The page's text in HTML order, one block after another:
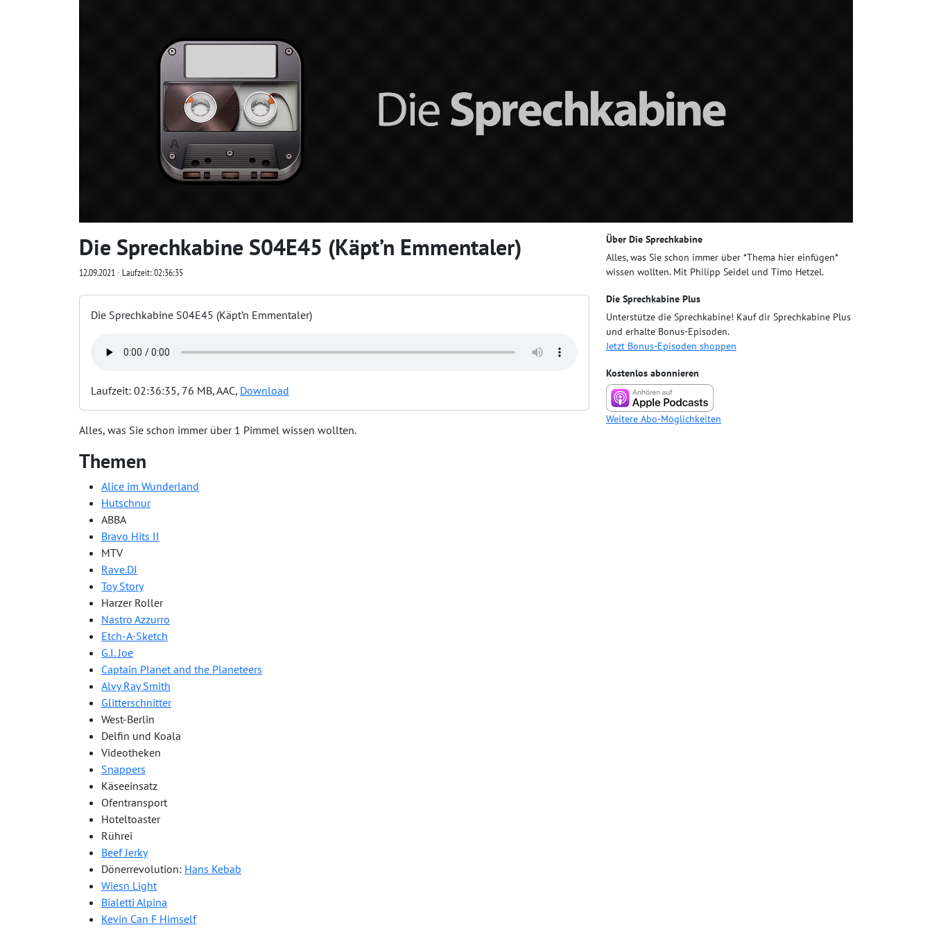
Die Sprechkabine S04E45 (Käpt’n Emmentaler)
12.09.2021 ∙ Laufzeit: 02:36:35
Die Sprechkabine S04E45 (Käpt’n Emmentaler)
Laufzeit: 02:36:35, 76 MB, AAC, Download
Alles, was Sie schon immer über 1 Pimmel wissen wollten.
Themen
Alice im Wunderland
Hutschnur
ABBA
Bravo Hits II
MTV
Rave.DJ
Toy Story
Harzer Roller
Nastro Azzurro
Etch-A-Sketch
G.I. Joe
Captain Planet and the Planeteers
Alvy Ray Smith
Glitterschnitter
West-Berlin
Delfin und Koala
Videotheken
Snappers
Käseeinsatz
Ofentransport
Hoteltoaster
Rührei
Beef Jerky
Dönerrevolution: Hans Kebab
Wiesn Light
Bialetti Alpina
Kevin Can F Himself
Über Die Sprechkabine
Alles, was Sie schon immer über *Thema hier einfügen*
wissen wollten. Mit Philipp Seidel und Timo Hetzel.
Die Sprechkabine Plus
Unterstütze die Sprechkabine! Kauf dir Sprechkabine Plus
und erhalte Bonus-Episoden.
Jetzt Bonus-Episoden shoppen
Kostenlos abonnieren
Weitere Abo-Möglichkeiten